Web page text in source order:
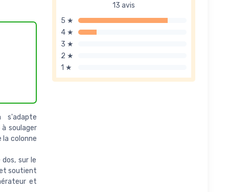
13 avis
5 ★
4 ★
3 ★
2 ★
1 ★
s'adapte
soulager
la colonne
dos, sur le
soutient
et